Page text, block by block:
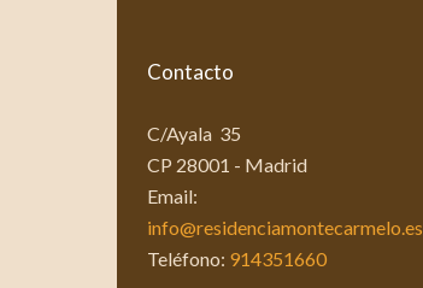
Contacto
C/Ayala 35
CP 28001 - Madrid
Email:
info@residenciamontecarmelo.es
Teléfono: 914351660